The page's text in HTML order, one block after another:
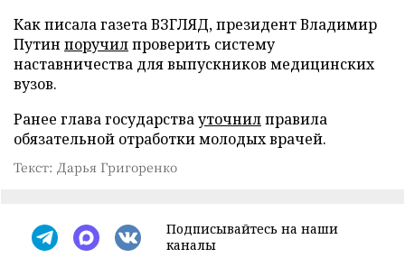
Как писала газета ВЗГЛЯД, президент Владимир
Путин поручилпроверить систему
наставничества для выпускников медицинских
вузов.
Ранее глава государствауточнилправила
обязательной отработки молодых врачей.
Текст: Дарья Григоренко
Подписывайтесь на наши
каналы